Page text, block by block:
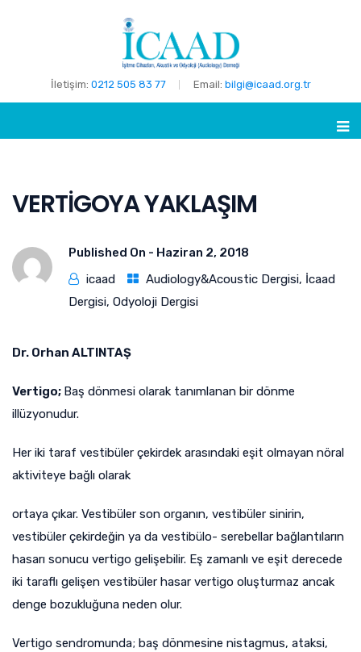
İletişim: 0212 505 83 77 Email: bilgi@icaad.org.tr
VERTİGOYA YAKLAŞIM
Published On - Haziran 2, 2018
icaad
Audiology&Acoustic Dergisi, İcaad
Dergisi, Odyoloji Dergisi
Dr. Orhan ALTINTAŞ
Vertigo; Baş dönmesi olarak tanımlanan bir dönme
illüzyonudur.
Her iki taraf vestibüler çekirdek arasındaki eşit olmayan nöral
aktiviteye bağlı olarak
ortaya çıkar. Vestibüler son organın, vestibüler sinirin,
vestibüler çekirdeğin ya da vestibülo- serebellar bağlantıların
hasarı sonucu vertigo gelişebilir. Eş zamanlı ve eşit derecede
iki taraflı gelişen vestibüler hasar vertigo oluşturmaz ancak
denge bozukluğuna neden olur.
Vertigo sendromunda; baş dönmesine nistagmus, ataksi,